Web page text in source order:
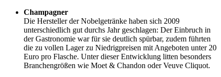
Champagner
Die Hersteller der Nobelgetränke haben sich 2009
unterschiedlich gut durchs Jahr geschlagen: Der Einbruch in
der Gastronomie war für sie deutlich spürbar, zudem führten
die zu vollen Lager zu Niedrigpreisen mit Angeboten unter 20
Euro pro Flasche. Unter dieser Entwicklung litten besonders
Branchengrößen wie Moet & Chandon oder Veuve Cliquot.